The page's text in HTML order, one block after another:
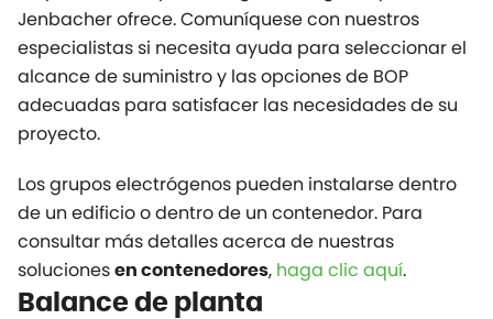
Jenbacher ofrece. Comuníquese con nuestros
especialistas si necesita ayuda para seleccionar el
alcance de suministro y las opciones de BOP
adecuadas para satisfacer las necesidades de su
proyecto.
Los grupos electrógenos pueden instalarse dentro
de un edificio o dentro de un contenedor. Para
consultar más detalles acerca de nuestras
soluciones en contenedores, haga clic aquí.
Balance de planta